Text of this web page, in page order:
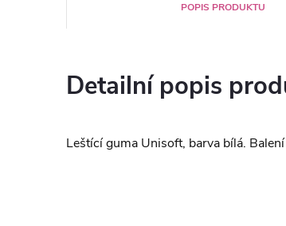
POPIS PRODUKTU
Detailní popis
Leštící guma Unisoft, barva bílá.